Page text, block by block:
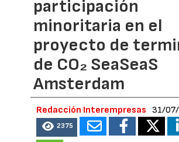
participación
minoritaria en el
proyecto de
de CO₂ SeaSeaS
Amsterdam
Redacción Interempresas 31/
2375